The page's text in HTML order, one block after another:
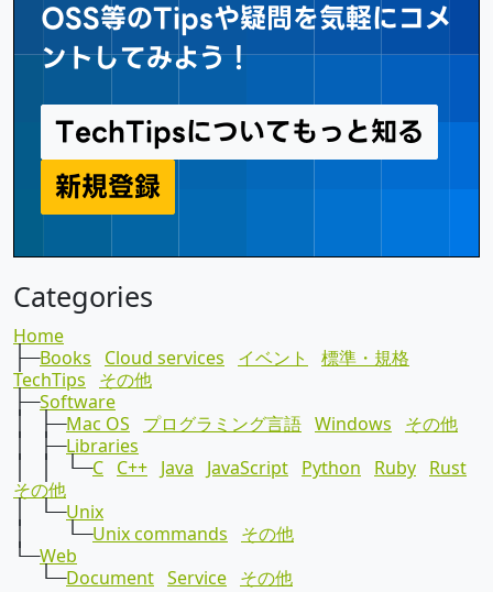
OSS等のTipsや疑問を気軽にコメ
ントしてみよう！
TechTipsについてもっと知る
新規登録
TechTips
Categories
Home
├─Books Cloud services イベント
標準・規格
TechTips
その他
├─Software
│ ├─Mac OS プログラミング言語 Windows その他
│ ├─Libraries
│ │ └─C C++ Java JavaScript Python Ruby Rust
その他
│ └─Unix
│ └─Unix commands その他
└─Web
└─Document Service その他